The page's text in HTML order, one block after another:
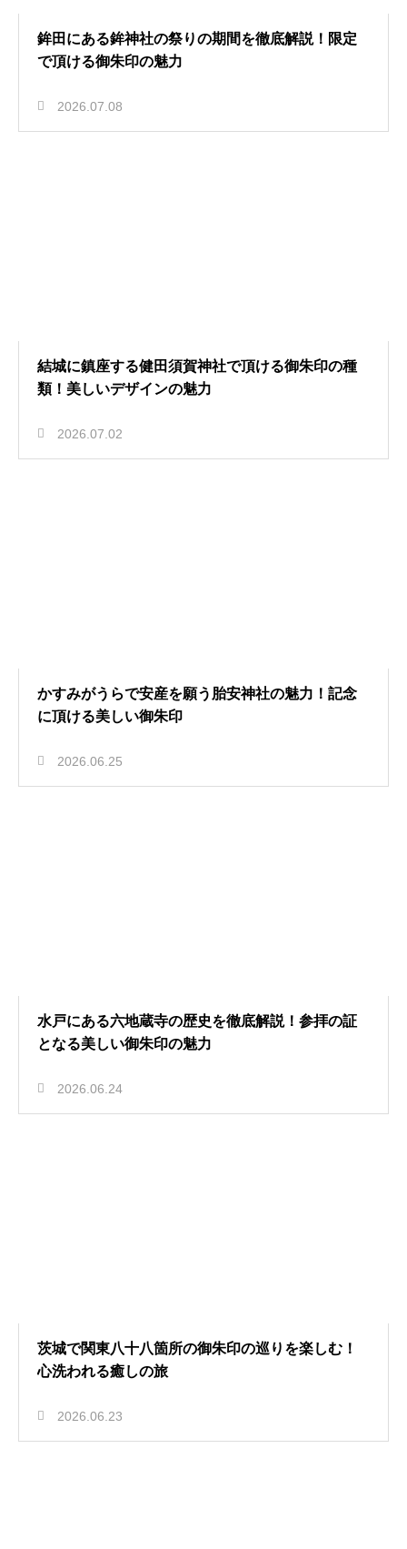
鉾田にある鉾神社の祭りの期間を徹底解説！限定
で頂ける御朱印の魅力
2026.07.08
結城に鎮座する健田須賀神社で頂ける御朱印の種
類！美しいデザインの魅力
2026.07.02
かすみがうらで安産を願う胎安神社の魅力！記念
に頂ける美しい御朱印
2026.06.25
水戸にある六地蔵寺の歴史を徹底解説！参拝の証
となる美しい御朱印の魅力
2026.06.24
茨城で関東八十八箇所の御朱印の巡りを楽しむ！
心洗われる癒しの旅
2026.06.23